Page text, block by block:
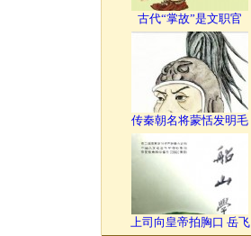
古代“掌故”是文职官
传秦朝名将蒙恬发明毛
上司向皇帝拍胸口 岳飞